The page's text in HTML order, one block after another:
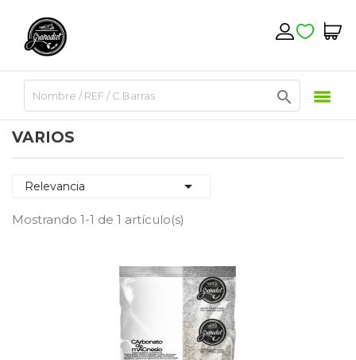

VARIOS
Relevancia 
Mostrando 1-1 de 1 artículo(s)